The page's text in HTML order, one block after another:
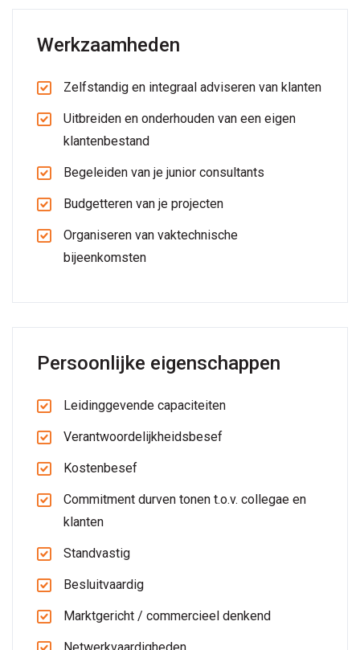
Werkzaamheden
Zelfstandig en integraal adviseren van klanten
Uitbreiden en onderhouden van een eigen
klantenbestand
Begeleiden van je junior consultants
Budgetteren van je projecten
Organiseren van vaktechnische
bijeenkomsten
Persoonlijke eigenschappen
Leidinggevende capaciteiten
Verantwoordelijkheidsbesef
Kostenbesef
Commitment durven tonen t.o.v. collegae en
klanten
Standvastig
Besluitvaardig
Marktgericht / commercieel denkend